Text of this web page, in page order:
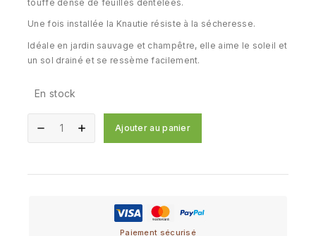
touffe dense de feuilles dentelées.
Une fois installée la Knautie résiste à la sécheresse.
Idéale en jardin sauvage et champêtre, elle aime le soleil et
un sol drainé et se ressème facilement.
En stock
Ajouter au panier
Paiement sécurisé